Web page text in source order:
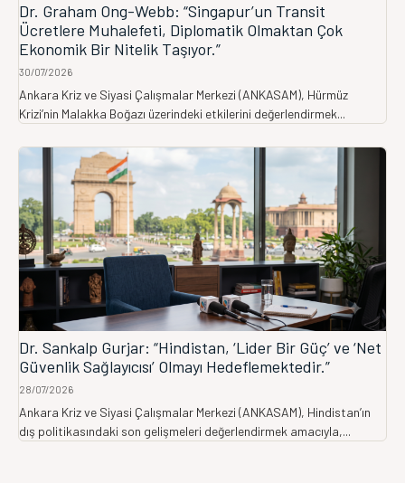
Dr. Graham Ong-Webb: “Singapur’un Transit
Ücretlere Muhalefeti, Diplomatik Olmaktan Çok
Ekonomik Bir Nitelik Taşıyor.”
30/07/2026
Ankara Kriz ve Siyasi Çalışmalar Merkezi (ANKASAM), Hürmüz
Krizi’nin Malakka Boğazı üzerindeki etkilerini değerlendirmek...
Dr. Sankalp Gurjar: “Hindistan, ‘Lider Bir Güç’ ve ‘Net
Güvenlik Sağlayıcısı’ Olmayı Hedeflemektedir.”
28/07/2026
Ankara Kriz ve Siyasi Çalışmalar Merkezi (ANKASAM), Hindistan’ın
dış politikasındaki son gelişmeleri değerlendirmek amacıyla,...